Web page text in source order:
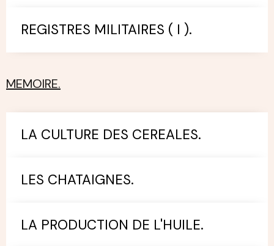
REGISTRES MILITAIRES ( I ).
MEMOIRE.
LA CULTURE DES CEREALES.
LES CHATAIGNES.
LA PRODUCTION DE L'HUILE.